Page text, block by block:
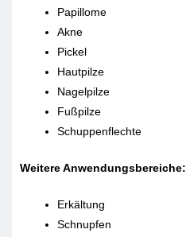
Papillome
Akne
Pickel
Hautpilze
Nagelpilze
Fußpilze
Schuppenflechte
Weitere Anwendungsbereiche:
Erkältung
Schnupfen